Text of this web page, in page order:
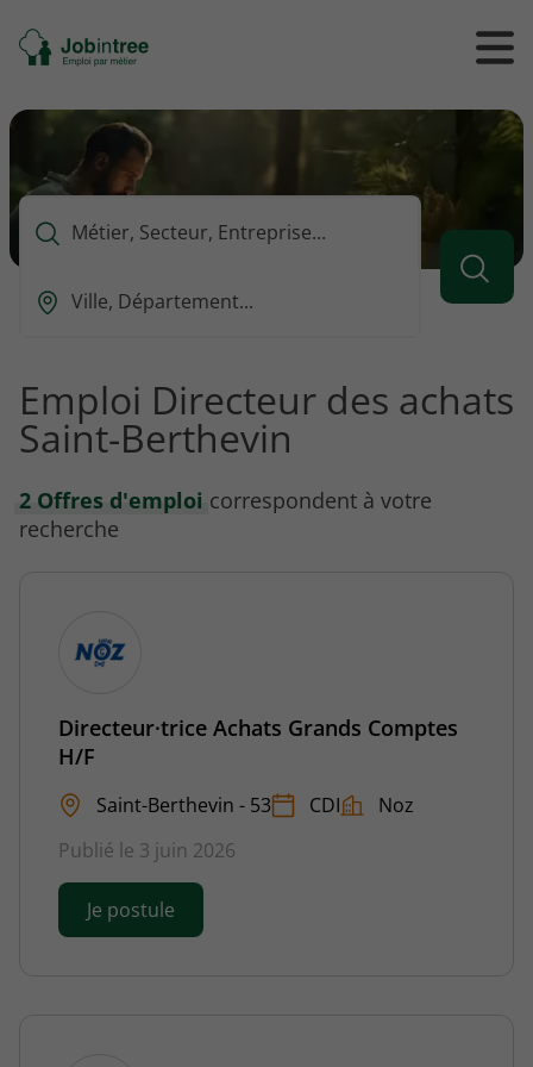
Se
rendre
l'accueil
Ouvrir
/
le
Que
vous
rechercher
Ou
vous
voulez
rechercher
Emploi Directeur des achats
Saint-Berthevin
2 Offres d'emploi correspondent à votre
recherche
Directeur·trice Achats Grands Comptes
H/F
Saint-Berthevin - 53 CDI
Noz
Publié le 3 juin 2026
Je postule